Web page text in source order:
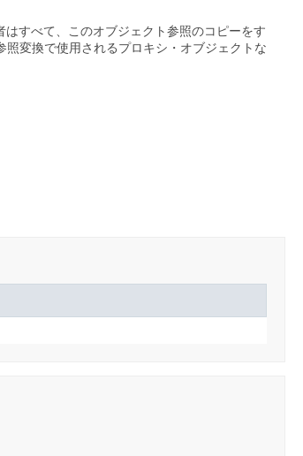
はすべて、このオブジェクト参照のコピーをす
変換で使用されるプロキシ・オブジェクトな